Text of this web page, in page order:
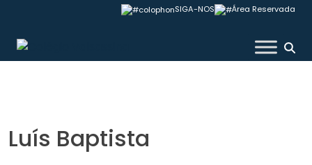
content
SIGA-NOS Área Reservada
Colégio Valsassina
Luís Baptista